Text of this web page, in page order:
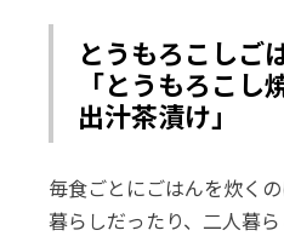
とうもろこしご
「とうもろこし
出汁茶漬け」
毎食ごとにごはんを炊く
暮らしだったり、二人暮